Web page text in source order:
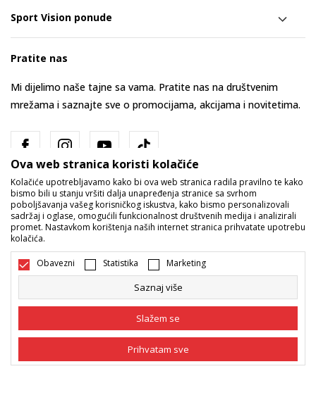
Sport Vision ponude
Pratite nas
Mi dijelimo naše tajne sa vama. Pratite nas na društvenim
mrežama i saznajte sve o promocijama, akcijama i novitetima.
Bosna i Hercegovina Promijenite
Nastojimo da budemo što precizniji u opisu proizvoda, prikazu slika i
samih cijena, ali ne možemo garantovati da su sve informacije kompletne
i bez grešaka. Svi artikli prikazani na sajtu su dio naše ponude i ne
Ova web stranica koristi kolačiće
Kolačiće upotrebljavamo kako bi ova web stranica radila pravilno te kako
bismo bili u stanju vršiti dalja unapređenja stranice sa svrhom
poboljšavanja vašeg korisničkog iskustva, kako bismo personalizovali
sadržaj i oglase, omogućili funkcionalnost društvenih medija i analizirali
promet. Nastavkom korištenja naših internet stranica prihvatate upotrebu
kolačića.
Obavezni Statistika Marketing
Saznaj više
Slažem se
Prihvatam sve